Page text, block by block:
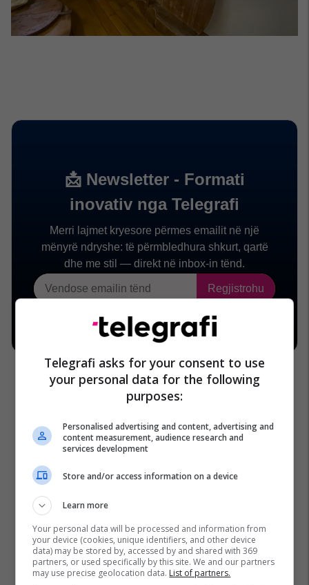
Telegrafi asks for your consent to use
your personal data for the following
purposes:
Personalised advertising and content, advertising and
content measurement, audience research and
services development
Store and/or access information on a device
Learn more
Your personal data will be processed and information from
your device (cookies, unique identifiers, and other device
data) may be stored by, accessed by and shared with 369
partners, or used specifically by this site. We and our partners
may use precise geolocation data. List of partners.